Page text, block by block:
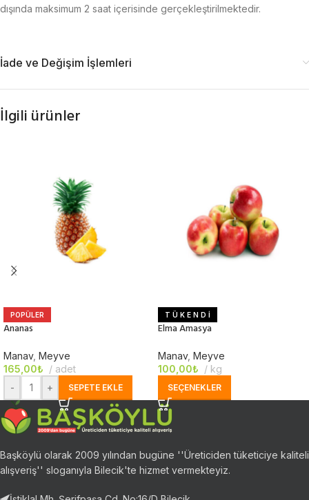
dışında maksimum 2 saat içerisinde gerçekleştirilmektedir.
İade ve Değişim İşlemleri
İlgili ürünler
POPÜLER
Ananas
Manav, Meyve
165,00₺
adet
-
+ SEPETE EKLE
T Ü K E N D İ
Elma Amasya
Manav, Meyve
100,00₺ kg
SEÇENEKLER
Başköylü olarak 2009 yılından bugüne ''Üreticiden tüketiciye kaliteli
alışveriş'' sloganıyla Bilecik'te hizmet vermekteyiz.